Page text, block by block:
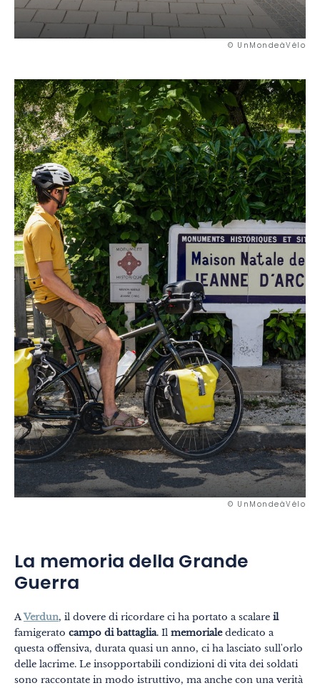
© UnMondeàVélo
© UnMondeàVélo
La memoria della Grande
Guerra
AVerdun, il dovere di ricordare ci ha portato a scalare il
famigerato campo di battaglia. Il memorialededicato a
questa offensiva, durata quasi un anno, ci ha lasciato sull'orlo
delle lacrime. Le insopportabili condizioni di vita dei soldati
sono raccontate in modo istruttivo, ma anche con una verità